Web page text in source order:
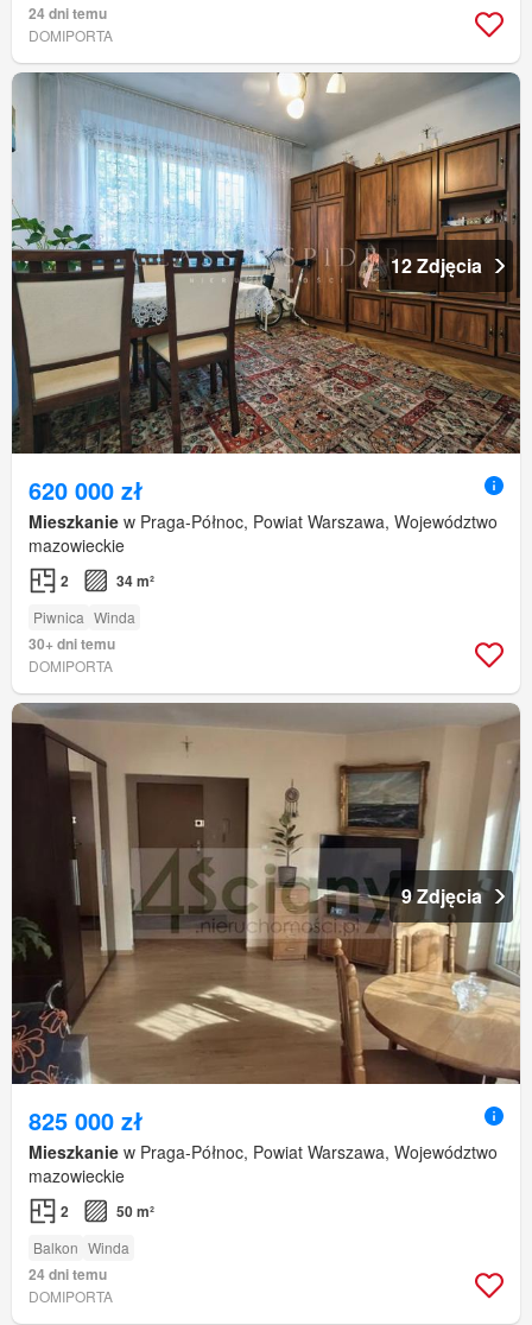
24 dni temu
DOMIPORTA
12 Zdjęcia
620 000 zł
Mieszkanie w Praga-Północ, Powiat Warszawa, Województwo
mazowieckie
2 34 m²
Piwnica Winda
30+ dni temu
DOMIPORTA
9 Zdjęcia
825 000 zł
Mieszkanie w Praga-Północ, Powiat Warszawa, Województwo
mazowieckie
2 50 m²
Balkon Winda
24 dni temu
DOMIPORTA